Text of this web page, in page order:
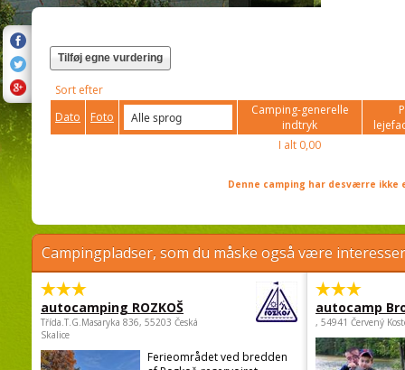
Tilføj egne vurdering
Sort efter
Dato
Foto
Camping-generelle
indtryk
I alt 0,00
Denne camping har desværre
Campingpladser, som du måske også være
autocamping ROZKOŠ
Třída.T.G.Masaryka 836, 55203 Česká
Skalice
Ferieområdet ved bredden
autocamp
, 54941 Červený